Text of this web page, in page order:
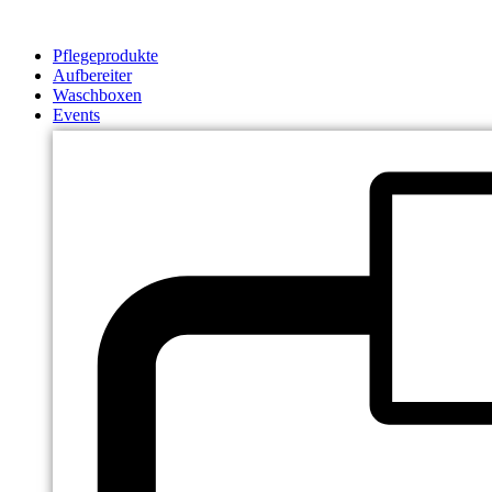
springenPflegeprodukte
Aufbereiter
Waschboxen
Events